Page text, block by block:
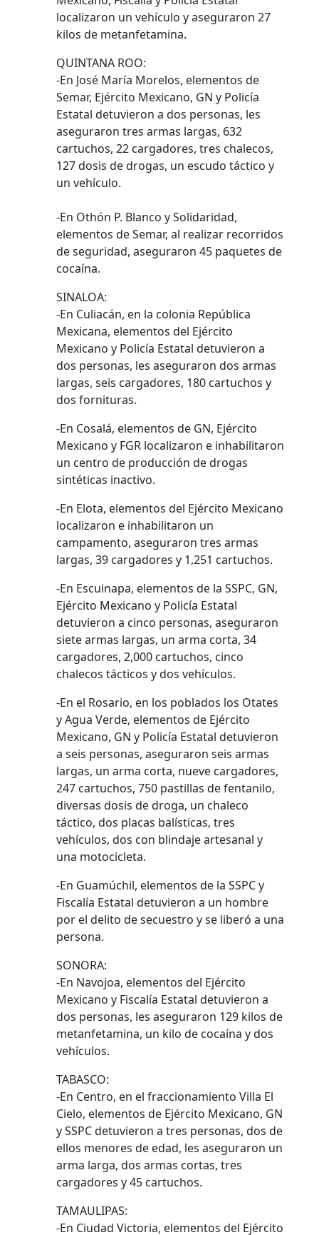
localizaron un vehículo y aseguraron 27
kilos de metanfetamina.
QUINTANA ROO:
-En José María Morelos, elementos de
Semar, Ejército Mexicano, GN y Policía
Estatal detuvieron a dos personas, les
aseguraron tres armas largas, 632
cartuchos, 22 cargadores, tres chalecos,
127 dosis de drogas, un escudo táctico y
un vehículo.
-En Othón P. Blanco y Solidaridad,
elementos de Semar, al realizar recorridos
de seguridad, aseguraron 45 paquetes de
cocaína.
SINALOA:
-En Culiacán, en la colonia República
Mexicana, elementos del Ejército
Mexicano y Policía Estatal detuvieron a
dos personas, les aseguraron dos armas
largas, seis cargadores, 180 cartuchos y
dos fornituras.
-En Cosalá, elementos de GN, Ejército
Mexicano y FGR localizaron e inhabilitaron
un centro de producción de drogas
sintéticas inactivo.
-En Elota, elementos del Ejército Mexicano
localizaron e inhabilitaron un
campamento, aseguraron tres armas
largas, 39 cargadores y 1,251 cartuchos.
-En Escuinapa, elementos de la SSPC, GN,
Ejército Mexicano y Policía Estatal
detuvieron a cinco personas, aseguraron
siete armas largas, un arma corta, 34
cargadores, 2,000 cartuchos, cinco
chalecos tácticos y dos vehículos.
-En el Rosario, en los poblados los Otates
y Agua Verde, elementos de Ejército
Mexicano, GN y Policía Estatal detuvieron
a seis personas, aseguraron seis armas
largas, un arma corta, nueve cargadores,
247 cartuchos, 750 pastillas de fentanilo,
diversas dosis de droga, un chaleco
táctico, dos placas balísticas, tres
vehículos, dos con blindaje artesanal y
una motocicleta.
-En Guamúchil, elementos de la SSPC y
Fiscalía Estatal detuvieron a un hombre
por el delito de secuestro y se liberó a una
persona.
SONORA:
-En Navojoa, elementos del Ejército
Mexicano y Fiscalía Estatal detuvieron a
dos personas, les aseguraron 129 kilos de
metanfetamina, un kilo de cocaína y dos
vehículos.
TABASCO:
-En Centro, en el fraccionamiento Villa El
Cielo, elementos de Ejército Mexicano, GN
y SSPC detuvieron a tres personas, dos de
ellos menores de edad, les aseguraron un
arma larga, dos armas cortas, tres
cargadores y 45 cartuchos.
TAMAULIPAS:
-En Ciudad Victoria, elementos del Ejército